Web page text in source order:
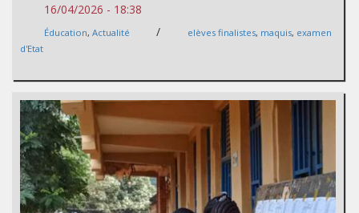
16/04/2026 - 18:38
Éducation, Actualité / elèves finalistes, maquis, examen
d'Etat